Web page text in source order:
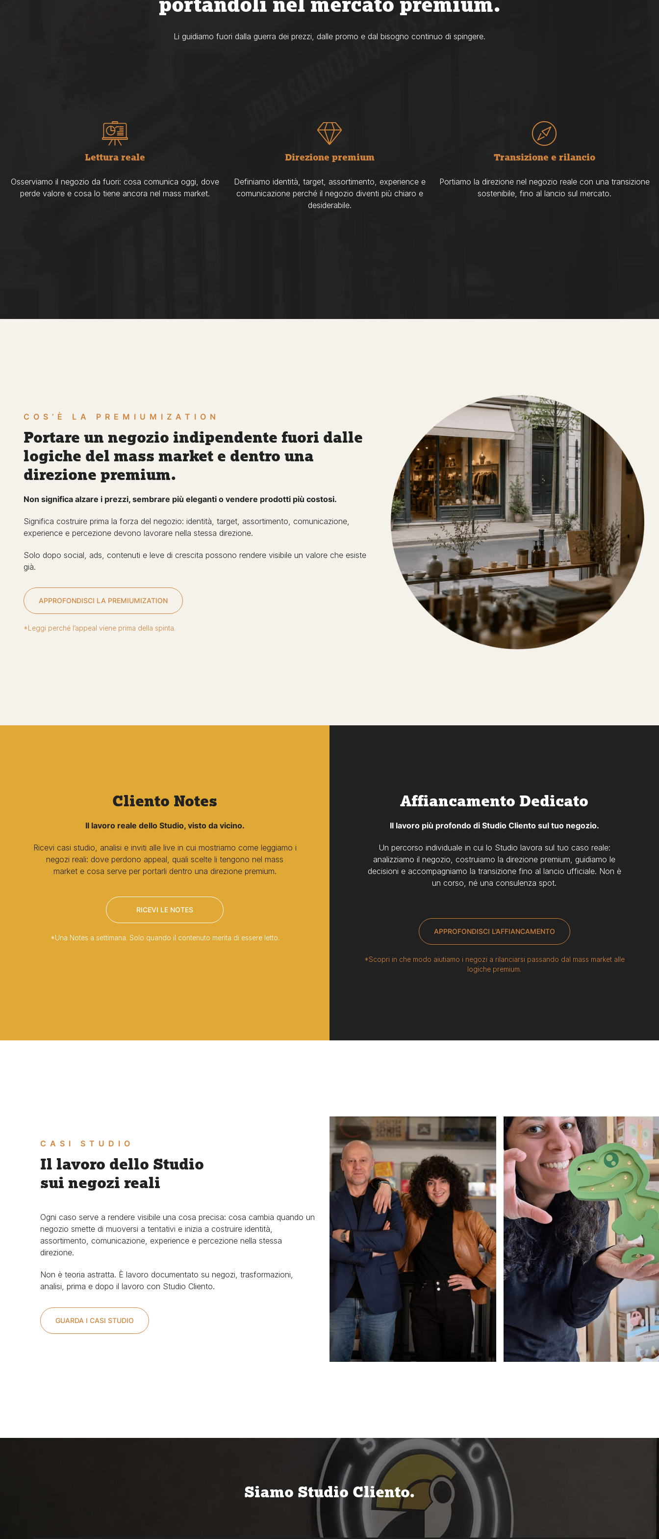
Li guidiamo fuori dalla guerra dei prezzi, dalle promo e dal bisogno continuo di spingere.
Lettura reale
Osserviamo il negozio da fuori: cosa comunica oggi, dove
perde valore e cosa lo tiene ancora nel mass market.
Direzione premium
Definiamo identità, target, assortimento, experience e
comunicazione perché il negozio diventi più chiaro e
desiderabile.
Transizione e rilancio
Portiamo la direzione nel negozio reale con una transizione
sostenibile, fino al lancio sul mercato.
COS’È LA PREMIUMIZATION
Portare un negozio indipendente fuori dalle
logiche del mass market e dentro una
direzione premium.
Non significa alzare i prezzi, sembrare più eleganti o vendere prodotti più costosi.
Significa costruire prima la forza del negozio: identità, target, assortimento, comunicazione,
experience e percezione devono lavorare nella stessa direzione.
Solo dopo social, ads, contenuti e leve di crescita possono rendere visibile un valore che esiste
già.
APPROFONDISCI LA PREMIUMIZATION
*Leggi perché l’appeal viene prima della spinta.
Cliento Notes
Il lavoro reale dello Studio, visto da vicino.
Ricevi casi studio, analisi e inviti alle live in cui mostriamo come leggiamo i
negozi reali: dove perdono appeal, quali scelte li tengono nel mass
market e cosa serve per portarli dentro una direzione premium.
RICEVI LE NOTES
*Una Notes a settimana. Solo quando il contenuto merita di essere letto.
Affiancamento Dedicato
Il lavoro più profondo di Studio Cliento sul tuo negozio.
Un percorso individuale in cui lo Studio lavora sul tuo caso reale:
analizziamo il negozio, costruiamo la direzione premium, guidiamo le
decisioni e accompagniamo la transizione fino al lancio ufficiale. Non è
un corso, né una consulenza spot.
APPROFONDISCI L’AFFIANCAMENTO
*Scopri in che modo aiutiamo i negozi a rilanciarsi passando dal mass market alle
logiche premium.
CASI STUDIO
Il lavoro dello Studio
sui negozi reali
Ogni caso serve a rendere visibile una cosa precisa: cosa cambia quando un
negozio smette di muoversi a tentativi e inizia a costruire identità,
assortimento, comunicazione, experience e percezione nella stessa
direzione.
Non è teoria astratta. È lavoro documentato su negozi, trasformazioni,
analisi, prima e dopo il lavoro con Studio Cliento.
GUARDA I CASI STUDIO
Siamo Studio Cliento.